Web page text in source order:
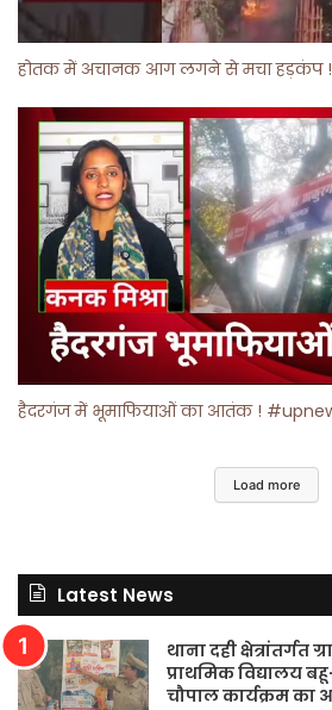
हैदरगंज में भूमाफियाओं का आतंक !
Load more
Latest News
थाना दही क्षेत्रांतर्गत
प्राथमिक विद्यालय
चौपाल कार्यक्रम